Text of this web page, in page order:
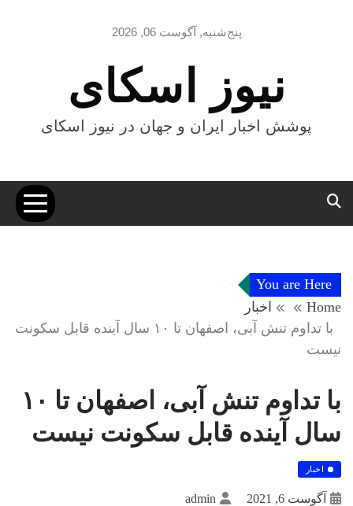
پنج‌شنبه, آگوست 06, 2026
نیوز اسکای
پوشش اخبار ایران و جهان در نیوز اسکای
You are Here
Home
اخبار
با تداوم تنش آبی، اصفهان تا ۱۰ سال آینده قابل سکونت
نیست
با تداوم تنش آبی، اصفهان تا ۱۰
سال آینده قابل سکونت نیست
اخبار
آگوست 6, 2021 admin